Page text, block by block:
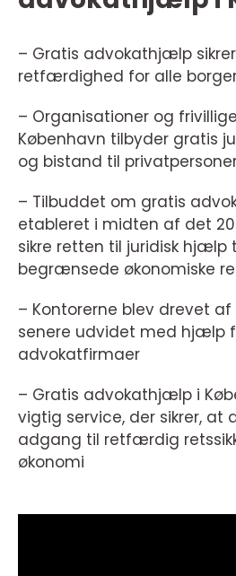
– Gratis advokathjælp
retfærdighed for alle
– Organisationer og
København tilbyder gratis
og bistand til
– Tilbuddet om gratis
etableret i midten af det
sikre retten til juridisk hjælp
begrænsede økonomiske
– Kontorerne blev drevet
senere udvidet med hjælp
advokatfirmaer
– Gratis advokathjælp i
vigtig service, der sikrer, at
adgang til retfærdig
økonomi